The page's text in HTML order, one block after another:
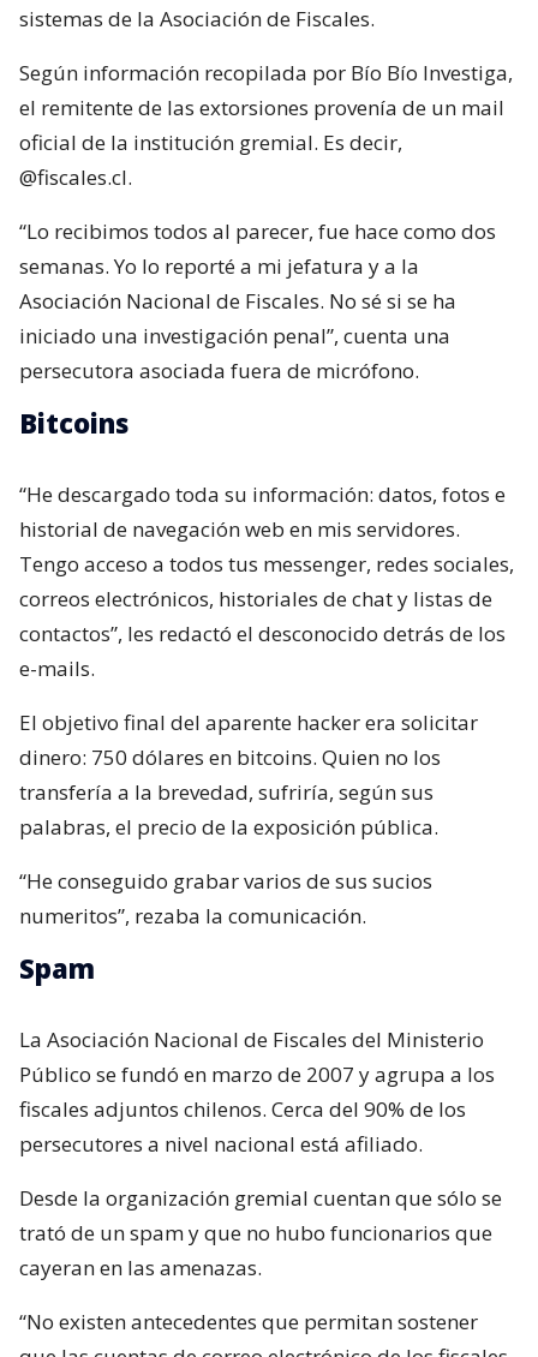
sistemas de la Asociación de Fiscales.
Según información recopilada por Bío Bío Investiga,
el remitente de las extorsiones provenía de un mail
oficial de la institución gremial. Es decir,
@fiscales.cl.
“Lo recibimos todos al parecer, fue hace como dos
semanas. Yo lo reporté a mi jefatura y a la
Asociación Nacional de Fiscales. No sé si se ha
iniciado una investigación penal”, cuenta una
persecutora asociada fuera de micrófono.
Bitcoins
“He descargado toda su información: datos, fotos e
historial de navegación web en mis servidores.
Tengo acceso a todos tus messenger, redes sociales,
correos electrónicos, historiales de chat y listas de
contactos”, les redactó el desconocido detrás de los
e-mails.
El objetivo final del aparente hacker era solicitar
dinero: 750 dólares en bitcoins. Quien no los
transfería a la brevedad, sufriría, según sus
palabras, el precio de la exposición pública.
“He conseguido grabar varios de sus sucios
numeritos”, rezaba la comunicación.
Spam
La Asociación Nacional de Fiscales del Ministerio
Público se fundó en marzo de 2007 y agrupa a los
fiscales adjuntos chilenos. Cerca del 90% de los
persecutores a nivel nacional está afiliado.
Desde la organización gremial cuentan que sólo se
trató de un spam y que no hubo funcionarios que
cayeran en las amenazas.
“No existen antecedentes que permitan sostener